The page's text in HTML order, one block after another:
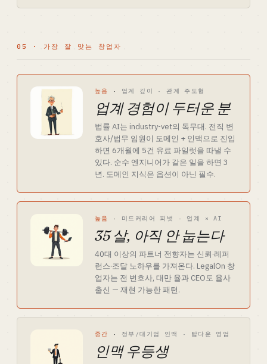
05 · 가장 잘 맞는 창업자
높음 · 업계 깊이 · 관계 주도형
업계 경험이 두터운 분
법률 AI는 industry-vet의 독무대. 전직 변
호사/법무 임원이 도메인 + 인맥으로 진입
하면 6개월에 5건 유료 파일럿을 따낼 수
있다. 순수 엔지니어가 같은 일을 하면 3
년. 도메인 지식은 옵션이 아닌 필수.
높음 · 미드커리어 피벗 · 업계 × AI
35 살, 아직 안 눕는다
40대 이상의 파트너 전향자는 신뢰·레퍼
런스·조달 노하우를 가져온다. LegalOn 창
업자는 전 변호사, 대만 율과 CEO도 율사
출신 — 재현 가능한 패턴.
중간 · 정부/대기업 인맥 · 탑다운 영업
인맥 우등생